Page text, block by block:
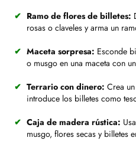
Ramo de flores de billetes:
rosas o claveles y arma un
Maceta sorpresa: Esconde
o musgo en una maceta con
Terrario con dinero: Crea
introduce los billetes como
Caja de madera rústica:
musgo, flores secas y billetes